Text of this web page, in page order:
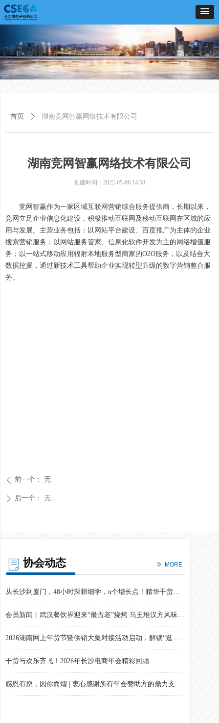
湖南竞网智赢网络技术有限公司
竞网智赢作为一家区域互联网营销综合服务提供商，长期以来，
竞网立足企业信息化建设，积极推动互联网及移动互联网在区域的应
用与发展。主营业务包括：以网站平台建设、百度推广为主体的企业
搜索营销服务；以网站服务管家、信息化软件开发为主的网络增值服
务；以一站式移动应用辐射本地服务型商家的O2O服务，以及结合大
数据挖掘，通过新技术工具帮助企业实现转型升级的数字营销整合服
务。
首页 ꄲ 湖南竞网智赢网络技术有限公司
ꄴ 前一个： 无
ꄲ 后一个： 无
创建时间： 2022-05-06 14:58
协会动态 ꅀ MORE
ꂓ
以赛促创 筑梦青春——第十三届湖南省大学生电子商务大赛落幕
干货与欢乐齐飞！2026年长沙电商年会精彩回顾
2026电商年度经营计划如何从共识到落地？这场训练营给出了破局答案！
从24小时88898台到1小时289000台：小米爆品战略背后的用户经营逻辑
第27期电商增长实战训练营圆满结束，解锁AI全链路降本增效密码
我会携企业发布合规倡议 助力中部六省省会城市共织网络交易“协同监管网”
​“湘”港电商携手筑桥 助力湖湘优品直达香港 解锁小红书「店铺运营X笔记经营X直播转化」三频共振密码，电商增长实战训练营第22期圆满结束从内容到流量：AI如何助力电商精准营销？现场实战干货来啦！
孵化湖湘青年创业梦想！第十二届湖南省大学生电子商务大赛圆满收官！
从“经验主义”到“精准识人”​，用MBTI解码电商人才管理新范式
如何让企业 “活久赚多”？这套「增长方程式」速速get！ 企业动力不足？人才持续流失？《科学分钱》课程现场笔记来啦！
破局同质化竞争，探索增长新路径——电商增长实战训练营第21期圆满结束
穿越旧时光，共赴8090之约丨“拾光为伍 预见未来”第十五周年庆典暨2025年长沙电商年会圆满落幕